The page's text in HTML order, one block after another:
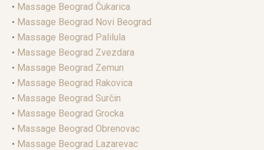
• Massage Beograd Čukarica
• Massage Beograd Novi Beograd
• Massage Beograd Palilula
• Massage Beograd Zvezdara
• Massage Beograd Zemun
• Massage Beograd Rakovica
• Massage Beograd Surčin
• Massage Beograd Grocka
• Massage Beograd Obrenovac
• Massage Beograd Lazarevac